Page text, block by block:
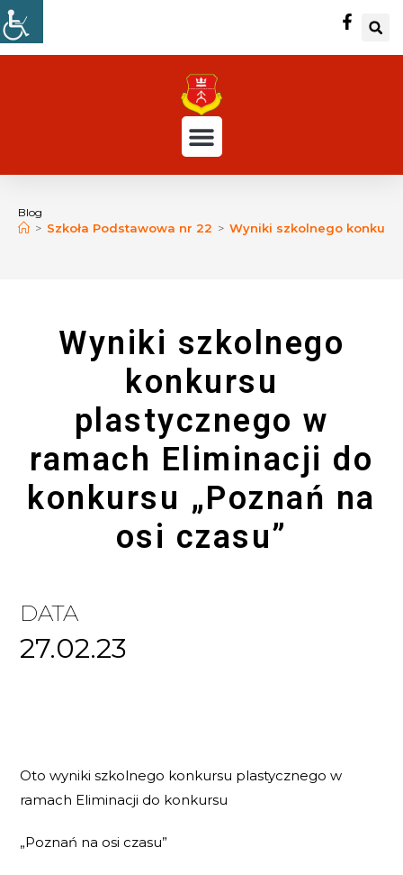
Blog
> Szkoła Podstawowa nr 22 > Wyniki szkolnego
Wyniki szkolnego
konkursu
plastycznego w
ramach Eliminacji do
konkursu „Poznań na
osi czasu”
DATA
27.02.23
Oto wyniki szkolnego konkursu plastycznego w
ramach Eliminacji do konkursu
„Poznań na osi czasu”